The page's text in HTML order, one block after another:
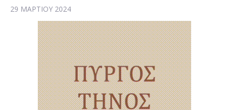
29 ΜΑΡΤΊΟΥ 2024